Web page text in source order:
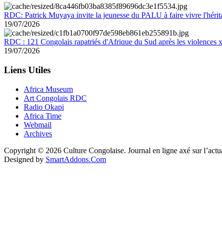
RDC: Patrick Muyaya invite la jeunesse du PALU à faire vivre
19/07/2026
RDC : 121 Congolais rapatriés d'Afrique du Sud après les violences
19/07/2026
Liens Utiles
Africa Museum
Art Congolais RDC
Radio Okapi
Africa Time
Webmail
Archives
Copyright © 2026 Culture Congolaise. Journal en ligne axé sur
Designed by SmartAddons.Com